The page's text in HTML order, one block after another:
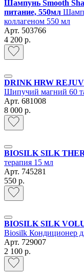
Шампунь Smooth
питание, 550мл
коллагеном 550 мл
Арт. 503766
4 200 р.
DRINK HRW
Шипучий магний 60
Арт. 681008
8 000 р.
BIOSILK SILK
терапия 15 мл
Арт. 745281
550 р.
BIOSILK SILK
Biosilk Кондиционер
Арт. 729007
2 100 р.